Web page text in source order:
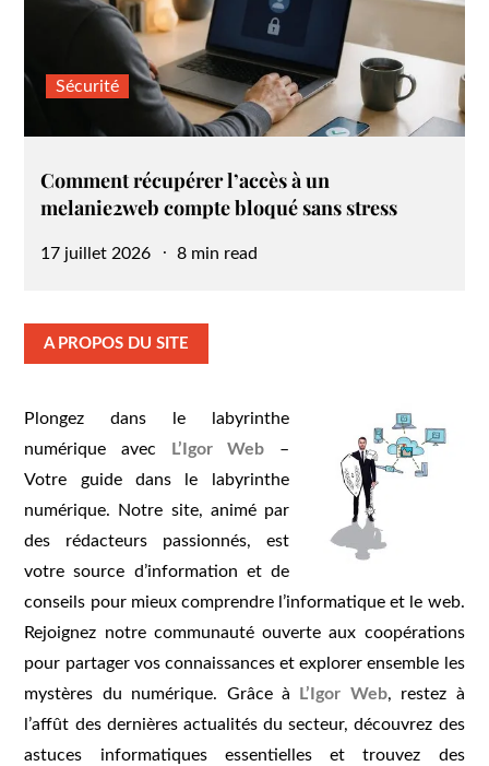
Sécurité
Comment récupérer l’accès à un
melanie2web compte bloqué sans stress
Posted
17 juillet 2026 8 min read
A PROPOS DU SITE
Plongez dans le labyrinthe
numérique avec
L’Igor Web –
Votre guide dans le labyrinthe
numérique. Notre site, animé par
des rédacteurs passionnés, est
votre source d’information et de
conseils pour mieux comprendre l’informatique et le web.
Rejoignez notre communauté ouverte aux coopérations
pour partager vos connaissances et explorer ensemble les
mystères du numérique. Grâce à
L’Igor Web, restez à
l’affût des dernières actualités du secteur, découvrez des
astuces informatiques essentielles et trouvez des